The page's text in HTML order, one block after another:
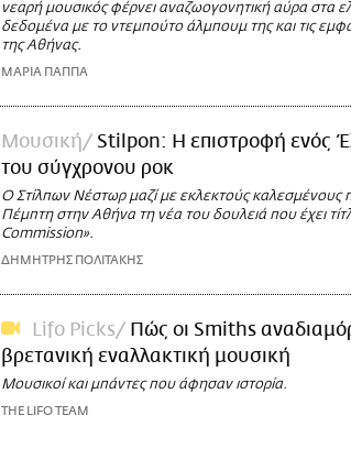
νεαρή μουσικός φέρνει αναζωογονητική αύρα στα
δεδομένα με το ντεμπούτο άλμπουμ της και τις
της Αθήνας.
ΜΑΡΙΑ ΠΑΠΠΑ
Μουσική
Stilpon: Η επιστροφή ενός
του σύγχρονου ροκ
Ο Στίλπων Νέστωρ μαζί με εκλεκτούς καλεσμένους
Πέμπτη στην Αθήνα τη νέα του δουλειά που έχει
Commission».
ΔΗΜΗΤΡΗΣ ΠΟΛΙΤΑΚΗΣ
Lifo Picks
Πώς οι Smiths
βρετανική εναλλακτική μουσική
Μουσικοί και μπάντες που άφησαν ιστορία.
THE LIFO TEAM